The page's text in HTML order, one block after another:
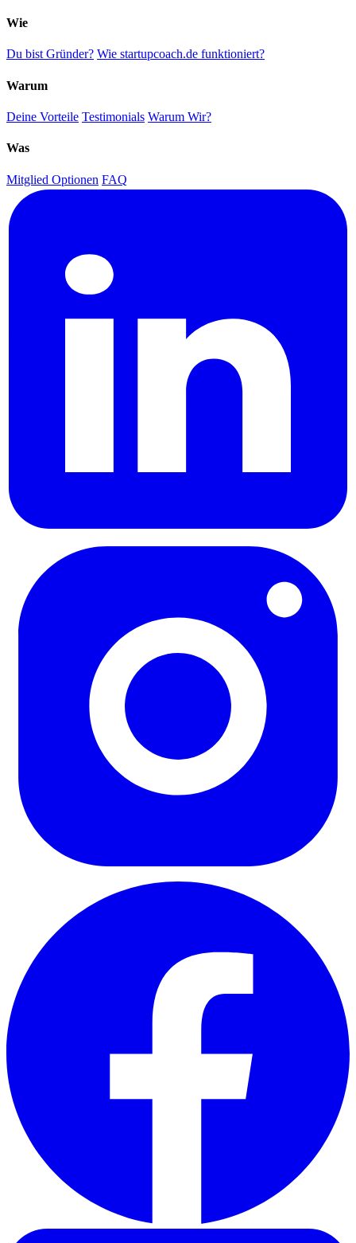
Wie
Du bist Gründer? Wie startupcoach.de funktioniert?
Warum
Deine Vorteile Testimonials Warum Wir?
Was
Mitglied Optionen FAQ